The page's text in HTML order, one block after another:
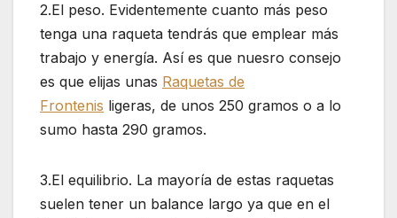
2.El peso. Evidentemente cuanto más peso
tenga una raqueta tendrás que emplear más
trabajo y energía. Así es que nuesro consejo
es que elijas unas Raquetas de
Frontenis ligeras, de unos 250 gramos o a lo
sumo hasta 290 gramos.
3.El equilibrio. La mayoría de estas raquetas
suelen tener un balance largo ya que en el